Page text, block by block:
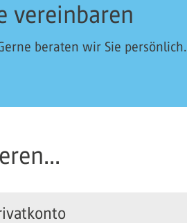
vereinbaren
beraten wir Sie persönlich.